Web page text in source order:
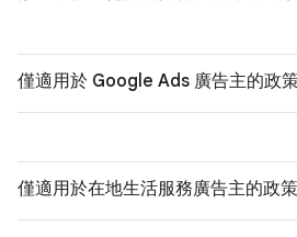
僅適用於 Google Ads 廣告主的政
僅適用於在地生活服務廣告主的政策